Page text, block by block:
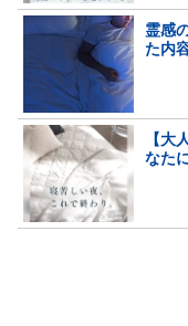
霊感
た内
【大
なたに